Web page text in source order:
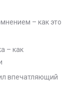
– как это
– как
впечатляющий